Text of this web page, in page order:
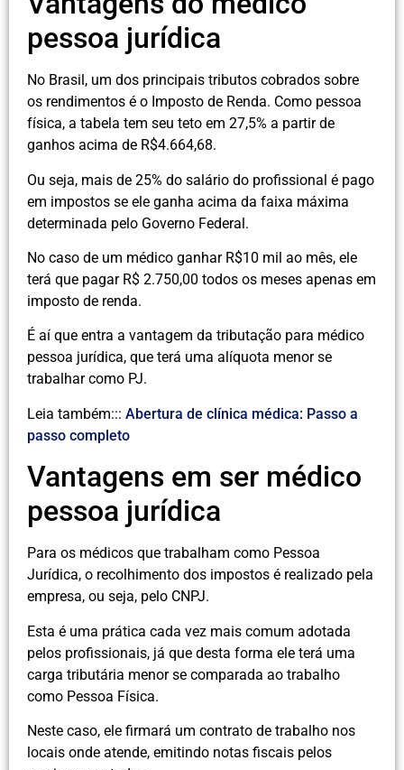
pessoa jurídica
No Brasil, um dos principais tributos cobrados sobre
os rendimentos é o Imposto de Renda. Como pessoa
física, a tabela tem seu teto em 27,5% a partir de
ganhos acima de R$4.664,68.
Ou seja, mais de 25% do salário do profissional é pago
em impostos se ele ganha acima da faixa máxima
determinada pelo Governo Federal.
No caso de um médico ganhar R$10 mil ao mês, ele
terá que pagar R$ 2.750,00 todos os meses apenas em
imposto de renda.
É aí que entra a vantagem da tributação para médico
pessoa jurídica, que terá uma alíquota menor se
trabalhar como PJ.
Leia também::: Abertura de clínica médica: Passo a
passo completo
Vantagens em ser médico
pessoa jurídica
Para os médicos que trabalham como Pessoa
Jurídica, o recolhimento dos impostos é realizado pela
empresa, ou seja, pelo CNPJ.
Esta é uma prática cada vez mais comum adotada
pelos profissionais, já que desta forma ele terá uma
carga tributária menor se comparada ao trabalho
como Pessoa Física.
Neste caso, ele firmará um contrato de trabalho nos
locais onde atende, emitindo notas fiscais pelos